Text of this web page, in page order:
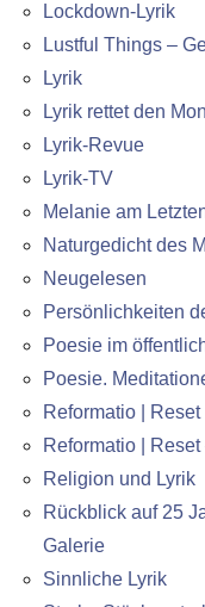
Lockdown-Lyrik
Lustful Things –
Lyrik
Lyrik rettet den
Lyrik-Revue
Lyrik-TV
Melanie am
Naturgedicht des
Neugelesen
Persönlichkeiten
Poesie im
Poesie.
Reformatio | Reset
Reformatio |
Religion und Lyrik
Rückblick auf 25
Galerie
Sinnliche Lyrik